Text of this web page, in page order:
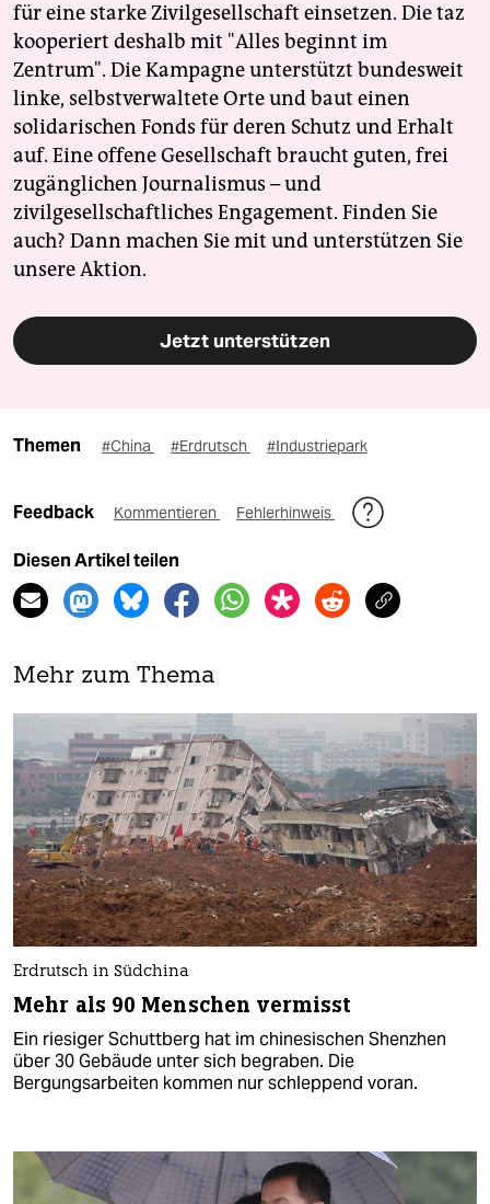
für eine starke Zivilgesellschaft einsetzen. Die taz
kooperiert deshalb mit "Alles beginnt im
Zentrum". Die Kampagne unterstützt bundesweit
linke, selbstverwaltete Orte und baut einen
solidarischen Fonds für deren Schutz und Erhalt
auf. Eine offene Gesellschaft braucht guten, frei
zugänglichen Journalismus – und
zivilgesellschaftliches Engagement. Finden Sie
auch? Dann machen Sie mit und unterstützen Sie
unsere Aktion.
Jetzt unterstützen
Themen #China #Erdrutsch #Industriepark
Feedback Kommentieren Fehlerhinweis
Diesen Artikel teilen
Mehr zum Thema
Erdrutsch in Südchina
Mehr als 90 Menschen vermisst
Ein riesiger Schuttberg hat im chinesischen Shenzhen
über 30 Gebäude unter sich begraben. Die
Bergungsarbeiten kommen nur schleppend voran.